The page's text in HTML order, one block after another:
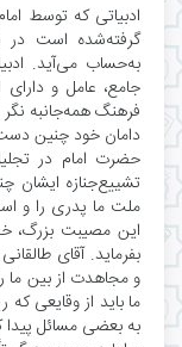
ادبیاتی که توسط
گرفته‌شده است در
به‌حساب می‌آید.
جامع، عامل و دارای
فرهنگ همه‌جانبه
دامان خود چنین
حضرت امام در
تشییع‌جنازه ایشان
ملت ما پدری را و
این مصیبت بزرگ،
بفرماید. آقای
و مجاهدت از بین
ما باید از وقایعی
به بعضی مسائل پیدا